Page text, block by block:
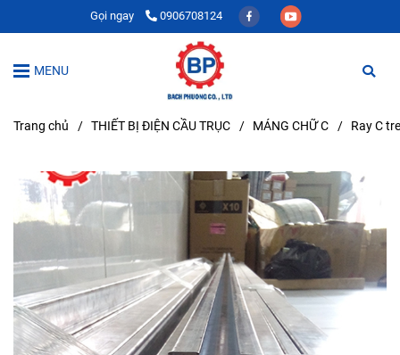
Gọi ngay 0906708124
MENU
Trang chủ / THIẾT BỊ ĐIỆN CẦU TRỤC / MÁNG CHỮ C / Ray C